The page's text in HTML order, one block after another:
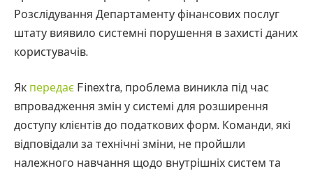
Розслідування Департаменту фінансових послуг
штату виявило системні порушення в захисті даних
користувачів.
Як передає Finextra, проблема виникла під час
впровадження змін у системі для розширення
доступу клієнтів до податкових форм. Команди, які
відповідали за технічні зміни, не пройшли
належного навчання щодо внутрішніх систем та